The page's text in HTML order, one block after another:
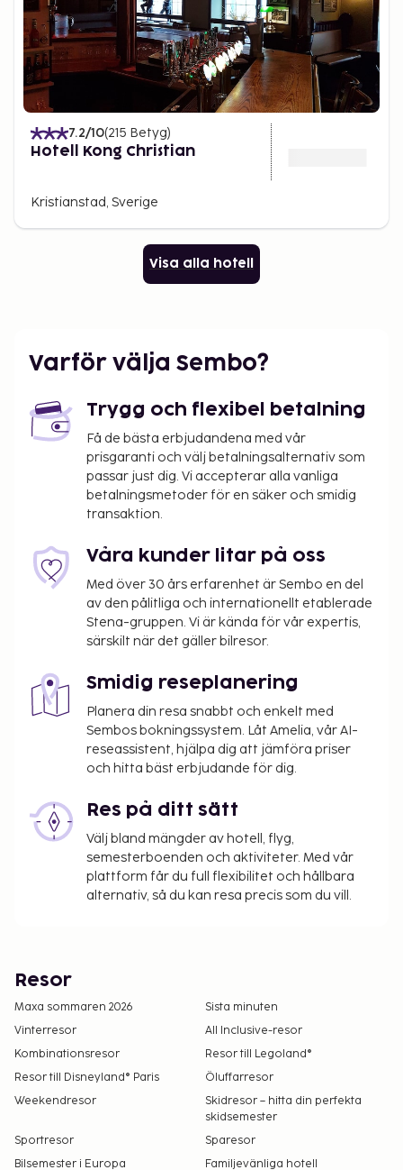
7.2/10(215 Betyg)
Hotell Kong Christian
Kristianstad, Sverige
Visa alla hotell
Varför välja Sembo?
Trygg och flexibel betalning
Få de bästa erbjudandena med vår
prisgaranti och välj betalningsalternativ som
passar just dig. Vi accepterar alla vanliga
betalningsmetoder för en säker och smidig
transaktion.
Våra kunder litar på oss
Med över 30 års erfarenhet är Sembo en del
av den pålitliga och internationellt etablerade
Stena-gruppen. Vi är kända för vår expertis,
särskilt när det gäller bilresor.
Smidig reseplanering
Planera din resa snabbt och enkelt med
Sembos bokningssystem. Låt Amelia, vår AI-
reseassistent, hjälpa dig att jämföra priser
och hitta bäst erbjudande för dig.
Res på ditt sätt
Välj bland mängder av hotell, flyg,
semesterboenden och aktiviteter. Med vår
plattform får du full flexibilitet och hållbara
alternativ, så du kan resa precis som du vill.
Resor
Maxa sommaren 2026
Sista minuten
Vinterresor
All Inclusive-resor
Kombinationsresor
Resor till Legoland®
Resor till Disneyland® Paris
Öluffarresor
Weekendresor
Skidresor – hitta din perfekta
skidsemester
Sportresor
Sparesor
Bilsemester i Europa
Familjevänliga hotell